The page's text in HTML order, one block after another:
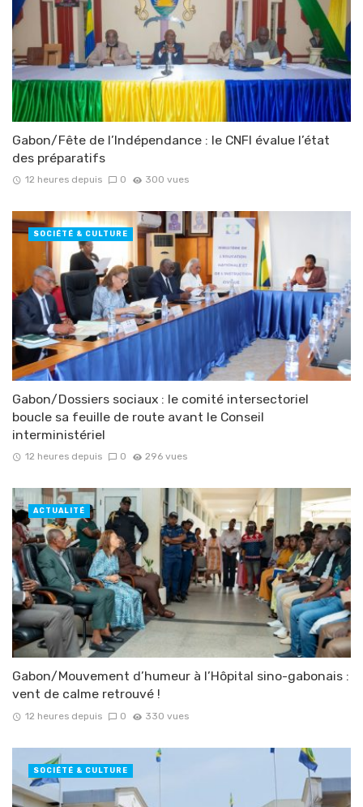
Gabon/Fête de l’Indépendance : le CNFI évalue l’état
des préparatifs
12 heures depuis 0 300 vues
Gabon/Dossiers sociaux : le comité intersectoriel
boucle sa feuille de route avant le Conseil
interministériel
12 heures depuis 0 296 vues
SOCIÉTÉ & CULTURE
Gabon/Mouvement d’humeur à l’Hôpital sino-gabonais :
vent de calme retrouvé !
12 heures depuis 0 330 vues
ACTUALITÉ
SOCIÉTÉ & CULTURE